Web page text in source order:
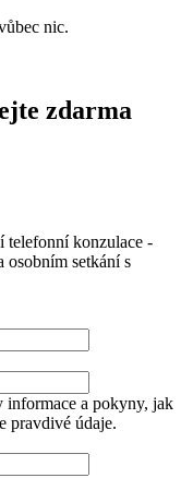
nic.
zdarma
telefonní konzulace -
osobním setkání s
informace a pokyny, jak
pravdivé údaje.